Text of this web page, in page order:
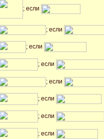
; если
; если
; если
; если
; если
; если
; если
; если